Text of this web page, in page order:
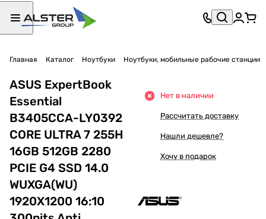
Главная Каталог Ноутбуки Ноутбуки, мобильные рабочие станции
ASUS ExpertBook
Essential
B3405CCA-LY0392
CORE ULTRA 7 255H
16GB 512GB 2280
PCIE G4 SSD 14.0
WUXGA(WU)
1920X1200 16:10
Нет в наличии
Рассчитать доставку
Нашли дешевле?
Хочу в подарок